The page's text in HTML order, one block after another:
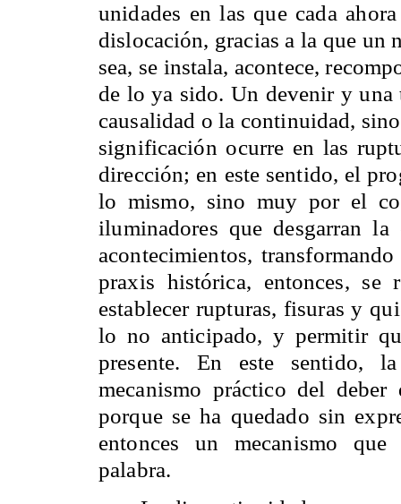
unidades en las que cada
dislocación, gracias a la que un
sea, se instala, acontece,
de lo ya sido. Un devenir y una
causalidad o la continuidad,
significación ocurre en las
dirección; en este sentido, el
lo mismo, sino muy por el
iluminadores que desgarran
acontecimientos,
praxis histórica, entonces, se
establecer rupturas, fisuras y
lo no anticipado, y permitir
presente. En este sentido,
mecanismo práctico del
porque se ha quedado sin
entonces un mecanismo que
palabra.